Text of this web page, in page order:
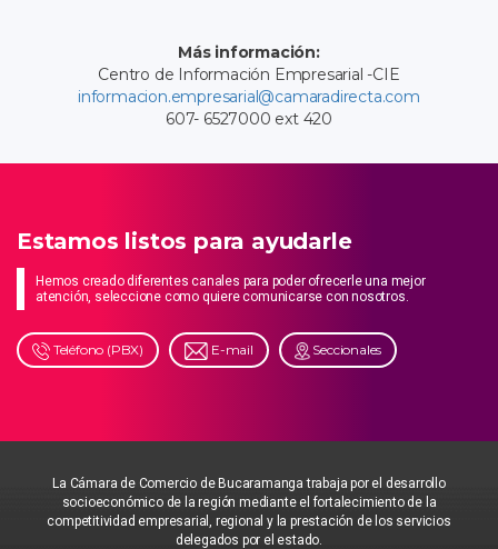
Más información:
Centro de Información Empresarial -CIE
informacion.empresarial@camaradirecta.com
607- 6527000 ext 420
Estamos listos para ayudarle
Hemos creado diferentes canales para poder ofrecerle una mejor
atención, seleccione como quiere comunicarse con nosotros.
Teléfono (PBX) E-mail Seccionales
La Cámara de Comercio de Bucaramanga trabaja por el desarrollo
socioeconómico de la región mediante el fortalecimiento de la
competitividad empresarial, regional y la prestación de los servicios
delegados por el estado.